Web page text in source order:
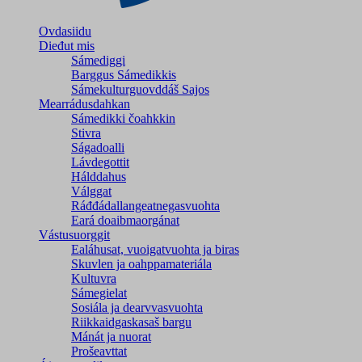
Ovdasiidu
Dieđut mis
Sámediggi
Barggus Sámedikkis
Sámekulturguovddáš Sajos
Mearrádusdahkan
Sámedikki čoahkkin
Stivra
Ságadoalli
Lávdegottit
Hálddahus
Válggat
Ráđđádallangeatnegas­vuohta
Eará doaibmaorgánat
Vástusuorggit
Ealáhusat, vuoigatvuohta ja biras
Skuvlen ja oahppamateriála
Kultuvra
Sámegielat
Sosiála ja dearvvasvuohta
Riikkaidgaskasaš bargu
Mánát ja nuorat
Prošeavttat